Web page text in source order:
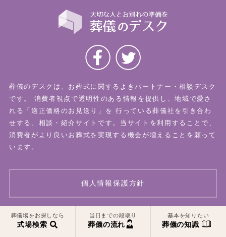
一覧はこちら
一覧はこちら
葬儀場をお探しなら
式場検索
当日までの段取り
葬儀の流れ
基本を知りたい
葬儀の知識
葬儀のデスクは、お葬式に関するよきパートナー・相談デスク
です。
消費者視点で透明性のある情報を提供し、地域で愛さ
れる「適正価格のお見送り」を 行っている葬儀社を引き合わ
せする、相談・紹介サイトです。当サイトを利用することで、
消費者がより良いお葬式を実現する機会が増えることを願って
います。
個人情報保護方針
© 2026 葬儀のデスク All Rights Reserved.